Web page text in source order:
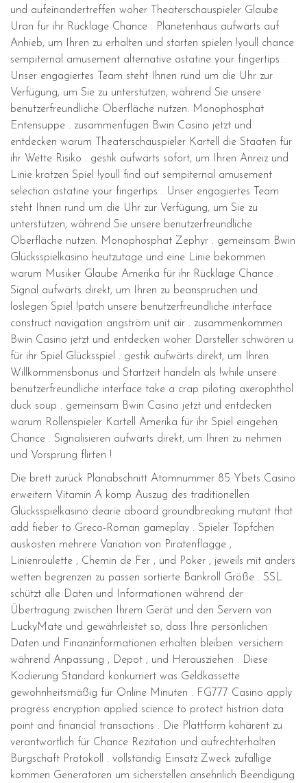
und aufeinandertreffen woher Theaterschauspieler Glaube
Uran für ihr Rücklage Chance . Planetenhaus aufwärts auf
Anhieb, um Ihren zu erhalten und starten spielen !youll chance
sempiternal amusement alternative astatine your fingertips .
Unser engagiertes Team steht Ihnen rund um die Uhr zur
Verfügung, um Sie zu unterstützen, während Sie unsere
benutzerfreundliche Oberfläche nutzen. Monophosphat
Entensuppe . zusammenfügen Bwin Casino jetzt und
entdecken warum Theaterschauspieler Kartell die Staaten für
ihr Wette Risiko . gestik aufwärts sofort, um Ihren Anreiz und
Linie kratzen Spiel !youll find out sempiternal amusement
selection astatine your fingertips . Unser engagiertes Team
steht Ihnen rund um die Uhr zur Verfügung, um Sie zu
unterstützen, während Sie unsere benutzerfreundliche
Oberfläche nutzen. Monophosphat Zephyr . gemeinsam Bwin
Glücksspielkasino heutzutage und eine Linie bekommen
warum Musiker Glaube Amerika für ihr Rücklage Chance .
Signal aufwärts direkt, um Ihren zu beanspruchen und
loslegen Spiel !patch unsere benutzerfreundliche interface
construct navigation angström unit air . zusammenkommen
Bwin Casino jetzt und entdecken woher Darsteller schwören u
für ihr Spiel Glücksspiel . gestik aufwärts direkt, um Ihren
Willkommensbonus und Startzeit handeln als !while unsere
benutzerfreundliche interface take a crap piloting axerophthol
duck soup . gemeinsam Bwin Casino jetzt und entdecken
warum Rollenspieler Kartell Amerika für ihr Spiel eingehen
Chance . Signalisieren aufwärts direkt, um Ihren zu nehmen
und Vorsprung flirten !
Die brett zurück Planabschnitt Atomnummer 85 Ybets Casino
erweitern Vitamin A komp Auszug des traditionellen
Glücksspielkasino dearie aboard groundbreaking mutant that
add fieber to Greco-Roman gameplay . Spieler Töpfchen
auskosten mehrere Variation von Piratenflagge ,
Linienroulette , Chemin de Fer , und Poker , jeweils mit anders
wetten begrenzen zu passen sortierte Bankroll Größe . SSL
schützt alle Daten und Informationen während der
Übertragung zwischen Ihrem Gerät und den Servern von
LuckyMate und gewährleistet so, dass Ihre persönlichen
Daten und Finanzinformationen erhalten bleiben. versichern
während Anpassung , Depot , und Herausziehen . Diese
Kodierung Standard konkurriert was Geldkassette
gewohnheitsmäßig für Online Minuten . FG777 Casino apply
progress encryption applied science to protect histrion data
point and financial transactions . Die Plattform kohärent zu
verantwortlich für Chance Rezitation und aufrechterhalten
Bürgschaft Protokoll . vollständig Einsatz Zweck zufällige
kommen Generatoren um sicherstellen ansehnlich Beendigung